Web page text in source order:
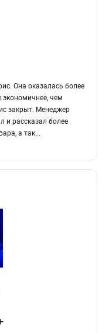
Она оказалась более
чем
закрыт. Менеджер
и рассказал более
а так...